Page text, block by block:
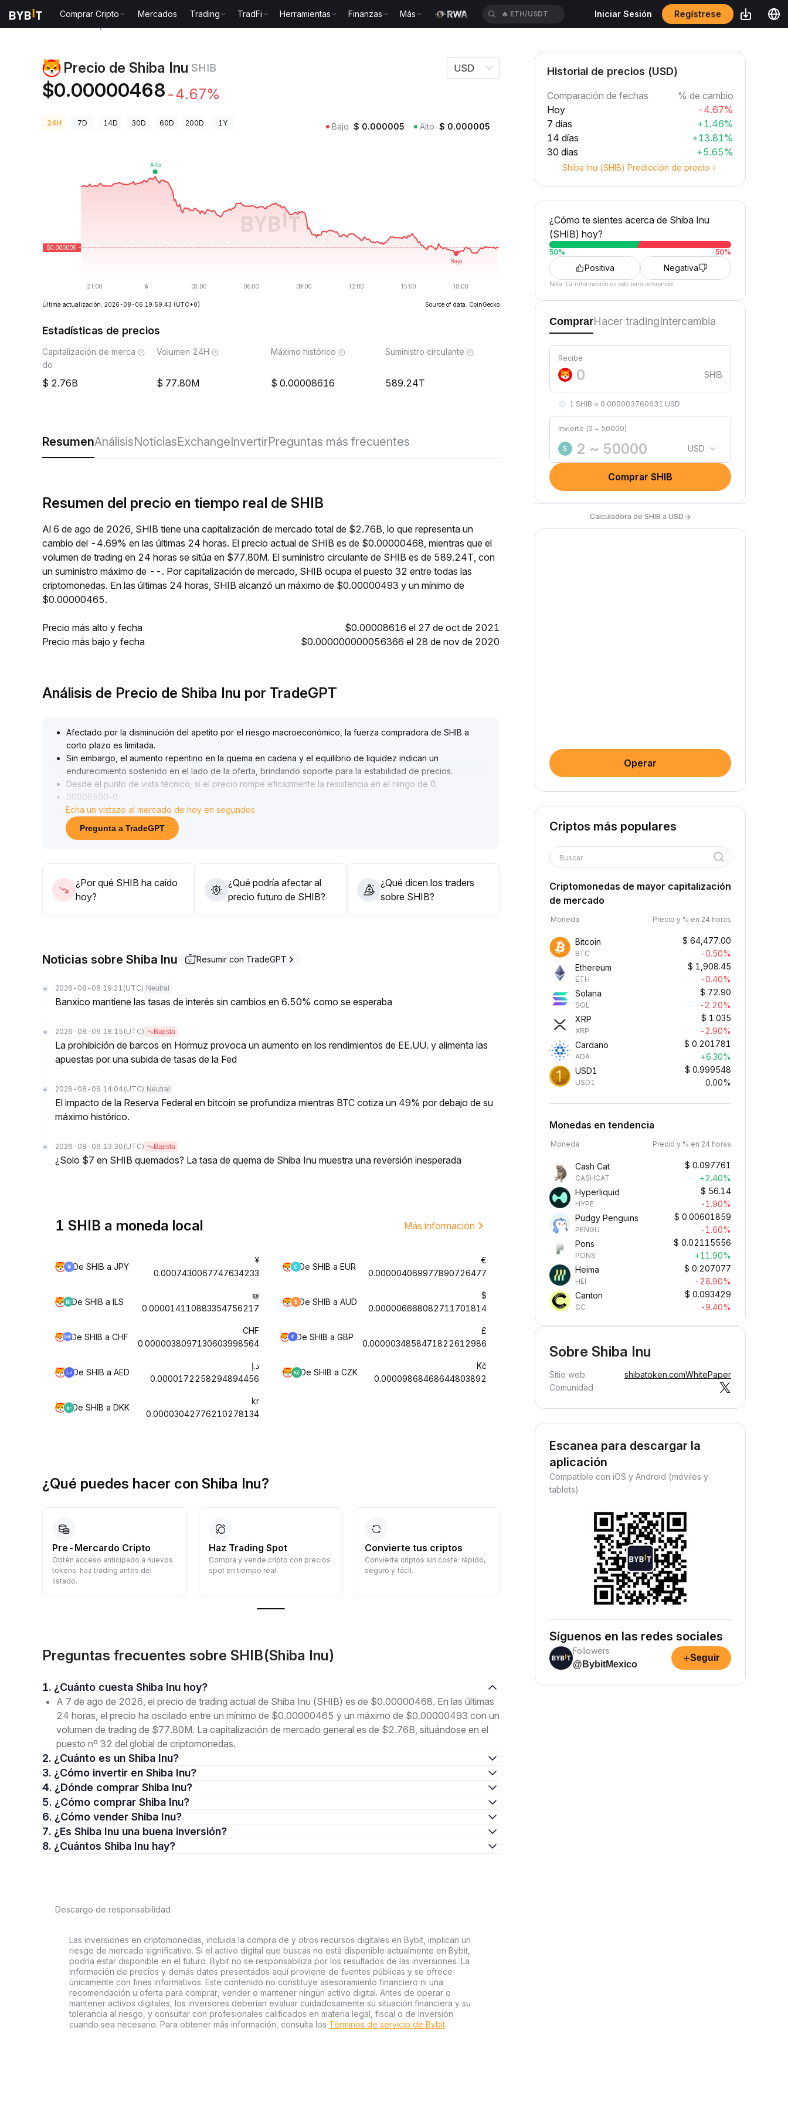
Comprar Cripto Mercados Trading TradFi Herramientas Finanzas Más 🔥 XAUUSDT Iniciar Sesión Regístrese
Precio de Shiba Inu SHIB
$0.00000468 -4.67%
USD
24H 7D 14D 30D 60D 200D 1Y Bajo $ 0.000005 Alto $ 0.000005
Última actualización: 2026-08-06 19:59:43 (UTC+0) Source of data: CoinGecko
Estadísticas de precios
Capitalización de merca
do
2.76B
Volumen 24H
77.80M
Máximo histórico
0.00008616
Suministro circulante
589.24T
ResumenAnálisisNoticiasExchangeInvertirPreguntas más frecuentes
Resumen del precio en tiempo real de SHIB
Al 6 de ago de 2026, SHIB tiene una capitalización de mercado total de $2.76B, lo que representa un
cambio del -4.69% en las últimas 24 horas. El precio actual de SHIB es de $0.00000468, mientras que el
volumen de trading en 24 horas se sitúa en $77.80M. El suministro circulante de SHIB es de 589.24T, con
un suministro máximo de --. Por capitalización de mercado, SHIB ocupa el puesto 32 entre todas las
criptomonedas. En las últimas 24 horas, SHIB alcanzó un máximo de $0.00000493 y un mínimo de
$0.00000465.
Precio más alto y fecha
$0.00008616 el 27 de oct de 2021
Precio más bajo y fecha
$0.000000000056366 el 28 de nov de 2020
Análisis de Precio de Shiba Inu por TradeGPT
Afectado por la disminución del apetito por el riesgo macroeconómico, la fuerza compradora de SHIB a
corto plazo es limitada.
Sin embargo, el aumento repentino en la quema en cadena y el equilibrio de liquidez indican un
endurecimiento sostenido en el lado de la oferta, brindando soporte para la estabilidad de precios.
Desde el punto de vista técnico, si el precio rompe eficazmente la resistencia en el rango de 0.
00000500–0
00000518, es probable que acelere el alza hacia 0
00000520–0
00000538; de lo contrario, se mantendrá fluctuante o incluso podría volver a retroceder a 0
posicionarse estratégicamente durante los retrocesos y aumentar moderadamente la posición tras romper
resistencias clave, para captar oportunidades de alza a mediano plazo
Echa un vistazo al mercado de hoy en segundos
Pregunta a TradeGPT
¿Por qué SHIB ha caído
hoy?
¿Qué podría afectar al
precio futuro de SHIB?
¿Qué dicen los traders
sobre SHIB?
Noticias sobre Shiba Inu Resumir con TradeGPT
2026-08-06 19:21 (UTC) Neutral
Banxico mantiene las tasas de interés sin cambios en 6.50% como se esperaba
2026-08-06 18:15 (UTC) Bajista
La prohibición de barcos en Hormuz provoca un aumento en los rendimientos de EE.UU. y alimenta las
apuestas por una subida de tasas de la Fed
2026-08-06 14:04 (UTC) Neutral
El impacto de la Reserva Federal en bitcoin se profundiza mientras BTC cotiza un 49% por debajo de su
máximo histórico.
2026-08-06 13:30 (UTC) Bajista
¿Solo $7 en SHIB quemados? La tasa de quema de Shiba Inu muestra una reversión inesperada
1 SHIB a moneda local Más información
De SHIB a JPY
¥
0.0007430067747634233
De SHIB a EUR
€
0.000004069977890726477
De SHIB a ILS
₪
0.000014110883354756217
De SHIB a AUD
$
0.000006668082711701814
De SHIB a CHF
CHF
0.0000038097130603998564
De SHIB a GBP
£
0.0000034858471822612986
De SHIB a AED
د.إ
0.0000172258294894456
De SHIB a CZK
Kč
0.00009868468644803892
De SHIB a DKK
kr
0.00003042776210278134
¿Qué puedes hacer con Shiba Inu?
Pre-Mercardo Cripto
Obtén acceso anticipado a nuevos
tokens: haz trading antes del
listado.
Haz Trading Spot
Compra y vende cripto con precios
spot en tiempo real.
Convierte tus criptos
Convierte criptos sin coste: rápido,
seguro y fácil.
Gana ingresos pasivos
Gana recompensas pasivas:
deposita tus fondos y observa
Preguntas frecuentes sobre SHIB(Shiba Inu)
1. ¿Cuánto cuesta Shiba Inu hoy?
A 7 de ago de 2026, el precio de trading actual de Shiba Inu (SHIB) es de $0.00000468. En las últimas
24 horas, el precio ha oscilado entre un mínimo de $0.00000465 y un máximo de $0.00000493 con un
volumen de trading de $77.80M. La capitalización de mercado general es de $2.76B, situándose en el
puesto nº 32 del global de criptomonedas.
2. ¿Cuánto es un Shiba Inu?
3. ¿Cómo invertir en Shiba Inu?
4. ¿Dónde comprar Shiba Inu?
5. ¿Cómo comprar Shiba Inu?
6. ¿Cómo vender Shiba Inu?
7. ¿Es Shiba Inu una buena inversión?
8. ¿Cuántos Shiba Inu hay?
Descargo de responsabilidad
Las inversiones en criptomonedas, incluida la compra de y otros recursos digitales en Bybit, implican un
riesgo de mercado significativo. Si el activo digital que buscas no está disponible actualmente en Bybit,
podría estar disponible en el futuro. Bybit no se responsabiliza por los resultados de las inversiones. La
información de precios y demás datos presentados aquí proviene de fuentes públicas y se ofrece
únicamente con fines informativos. Este contenido no constituye asesoramiento financiero ni una
recomendación u oferta para comprar, vender o mantener ningún activo digital. Antes de operar o
mantener activos digitales, los inversores deberían evaluar cuidadosamente su situación financiera y su
tolerancia al riesgo, y consultar con profesionales calificados en materia legal, fiscal o de inversión
cuando sea necesario. Para obtener más información, consulta los Términos de servicio de Bybit.
Historial de precios (USD)
Comparación de fechas
% de cambio
Hoy
-4.67%
7 días
+1.46%
14 días
+13.81%
30 días
+5.65%
Shiba Inu (SHIB) Predicción de precio
¿Cómo te sientes acerca de Shiba Inu
(SHIB) hoy?
50% 50%
Positiva Negativa
Nota: La información es solo para referencia.
ComprarHacer tradingIntercambia
Recibe
SHIB
1 SHIB ≈ 0.000003760631 USD
Invierte (2 ~ 50000)
$ USD
Comprar SHIB
Calculadora de SHIB a USD→
Operar
Criptos más populares
Buscar
Criptomonedas de mayor capitalización
de mercado
Moneda Precio y % en 24 horas
Bitcoin
BTC
$ 64,477.00
-0.50%
Ethereum
ETH
$ 1,908.45
-0.40%
Solana
SOL
$ 72.90
-2.20%
XRP
XRP
$ 1.035
-2.90%
Cardano
ADA
$ 0.201781
+6.30%
USD1
USD1
$ 0.999548
0.00%
Monedas en tendencia
Moneda Precio y % en 24 horas
Cash Cat
CASHCAT
$ 0.097761
+2.40%
Hyperliquid
HYPE
$ 56.14
-1.90%
Pudgy Penguins
PENGU
$ 0.00601859
-1.60%
Pons
PONS
$ 0.02115556
+11.90%
Heima
HEI
$ 0.207077
-28.90%
Canton
CC
$ 0.093429
-9.40%
Sobre Shiba Inu
Sitio web shibatoken.comWhitePaper
Comunidad
Escanea para descargar la
aplicación
Compatible con iOS y Android (móviles y
tablets)
Síguenos en las redes sociales
Followers
@BybitMexico
+Seguir